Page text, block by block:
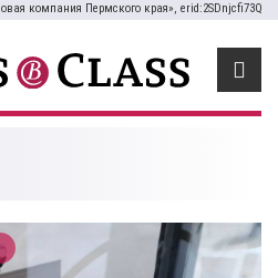
компания Пермского края», erid:2SDnjcfi73Q